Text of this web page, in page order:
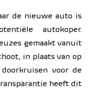
de nieuwe auto is
autokoper.
gemaakt vanuit
in plaats van op
voor de
heeft dit